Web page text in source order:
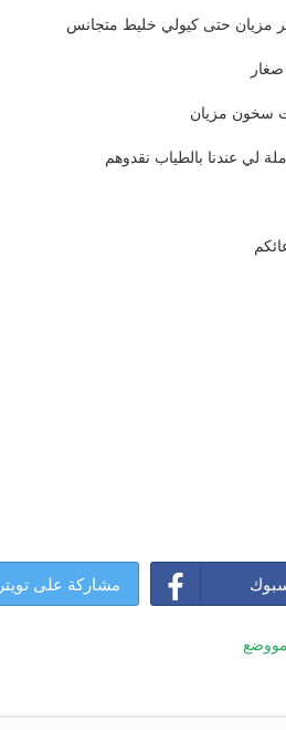
مزيان حتى كيولي خليط متجانس
سخون مزيان
لي عندنا بالطياب نقدوهم
مشاركة على تويتر